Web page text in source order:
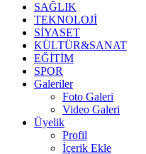
SAĞLIK
TEKNOLOJİ
SİYASET
KÜLTÜR&SANAT
EĞİTİM
SPOR
Galeriler
Foto Galeri
Video Galeri
Üyelik
Profil
İçerik Ekle